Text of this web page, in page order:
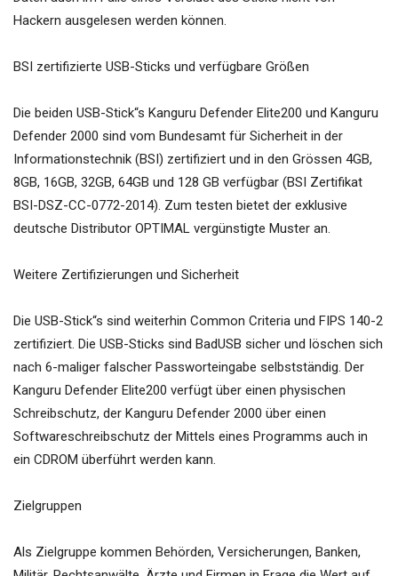
Hackern ausgelesen werden können.
BSI zertifizierte USB-Sticks und verfügbare Größen
Die beiden USB-Stick“s Kanguru Defender Elite200 und Kanguru
Defender 2000 sind vom Bundesamt für Sicherheit in der
Informationstechnik (BSI) zertifiziert und in den Grössen 4GB,
8GB, 16GB, 32GB, 64GB und 128 GB verfügbar (BSI Zertifikat
BSI-DSZ-CC-0772-2014). Zum testen bietet der exklusive
deutsche Distributor OPTIMAL vergünstigte Muster an.
Weitere Zertifizierungen und Sicherheit
Die USB-Stick“s sind weiterhin Common Criteria und FIPS 140-2
zertifiziert. Die USB-Sticks sind BadUSB sicher und löschen sich
nach 6-maliger falscher Passworteingabe selbstständig. Der
Kanguru Defender Elite200 verfügt über einen physischen
Schreibschutz, der Kanguru Defender 2000 über einen
Softwareschreibschutz der Mittels eines Programms auch in
ein CDROM überführt werden kann.
Zielgruppen
Als Zielgruppe kommen Behörden, Versicherungen, Banken,